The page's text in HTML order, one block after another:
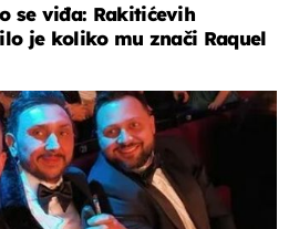
se viđa: Rakitićevih
je koliko mu znači Raquel